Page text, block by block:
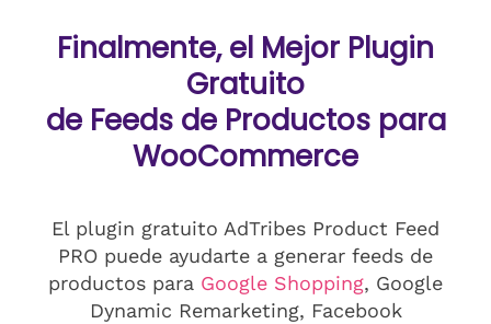
Finalmente, el Mejor Plugin
Gratuito
de Feeds de Productos para
WooCommerce
El plugin gratuito AdTribes Product Feed
PRO puede ayudarte a generar feeds de
productos para Google Shopping, Google
Dynamic Remarketing, Facebook